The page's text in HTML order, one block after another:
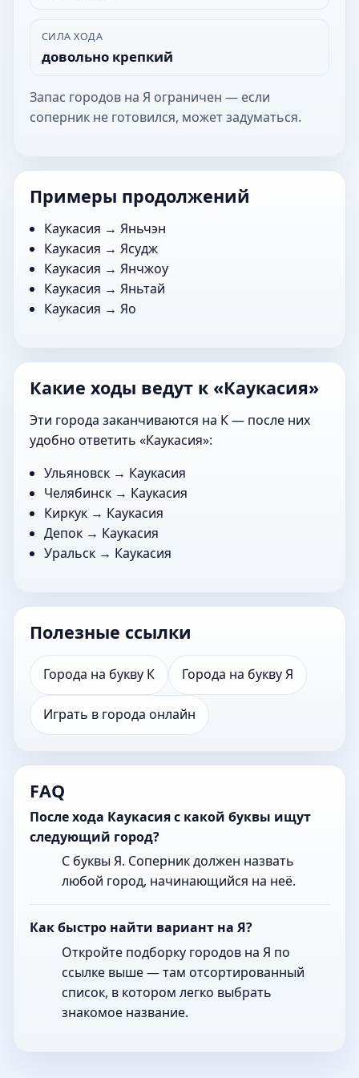
СИЛА ХОДА
довольно крепкий
Запас городов на Я ограничен — если
соперник не готовился, может задуматься.
Примеры продолжений
Каукасия →Яньчэн
Каукасия →Ясудж
Каукасия →Янчжоу
Каукасия →Яньтай
Каукасия →Яо
Какие ходы ведут к «Каукасия»
Эти города заканчиваются на К — после них
удобно ответить «Каукасия»:
Ульяновск → Каукасия
Челябинск → Каукасия
Киркук → Каукасия
Депок → Каукасия
Уральск → Каукасия
Полезные ссылки
Города на букву К Города на букву Я
Играть в города онлайн
FAQ
После хода Каукасия с какой буквы ищут
следующий город?
С буквы Я. Соперник должен назвать
любой город, начинающийся на неё.
Как быстро найти вариант на Я?
Откройте подборку городов на Я по
ссылке выше — там отсортированный
список, в котором легко выбрать
знакомое название.